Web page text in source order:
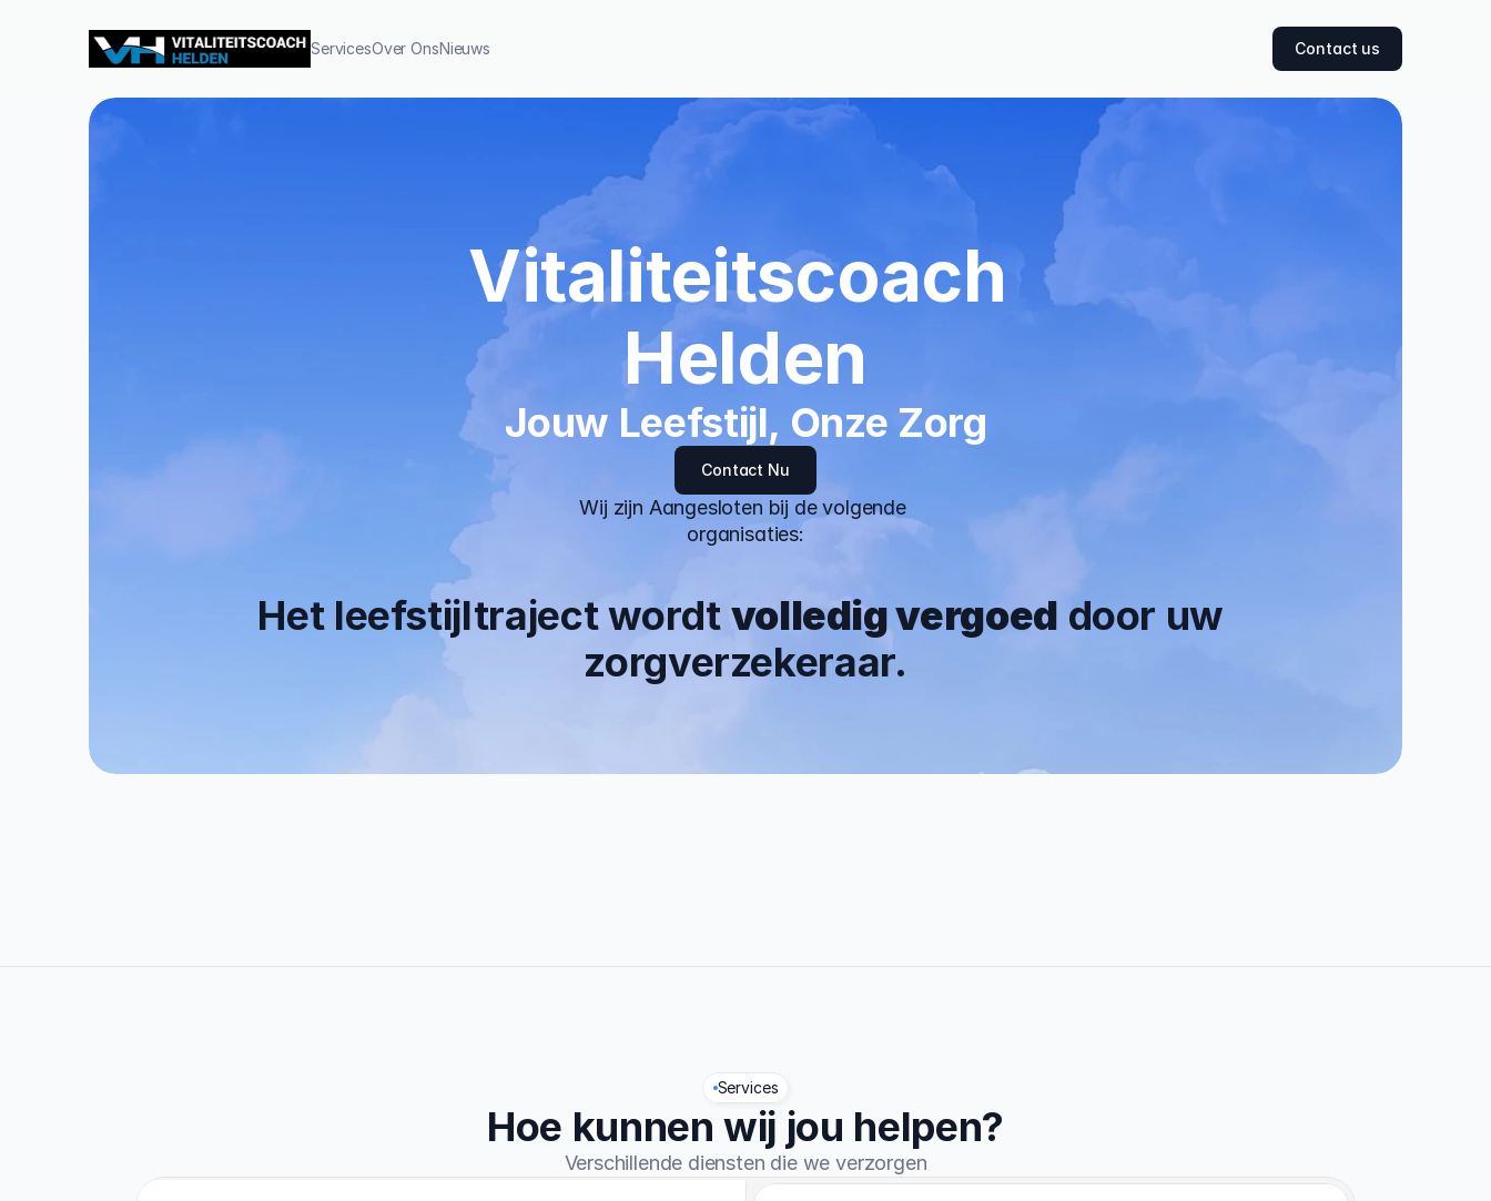
ServicesOver OnsNieuws Contact us
Vitaliteitscoach
Helden
Jouw Leefstijl, Onze Zorg
Contact Nu
Wij zijn Aangesloten bij de volgende
organisaties:
Het leefstijltraject wordt volledig vergoed door uw
zorgverzekeraar.
Services
Hoe kunnen wij jou helpen?
Verschillende diensten die we verzorgen